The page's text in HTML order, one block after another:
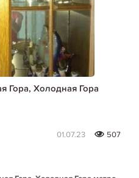
Гора, Холодная Гора
01.07.23
507